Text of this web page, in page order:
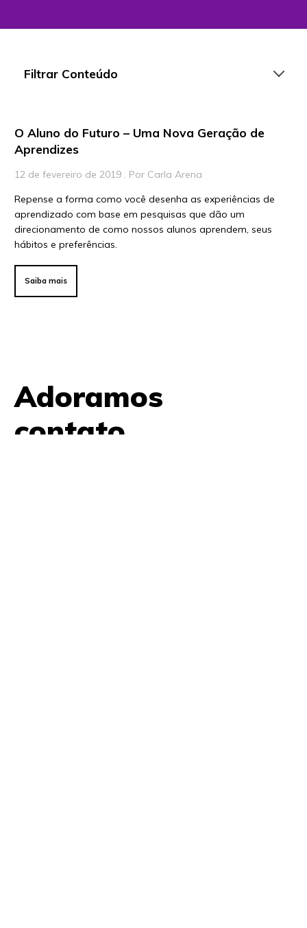
Filtrar Conteúdo
Artigos
Para Educadores
Para Instituições
Para Líderes
O Aluno do Futuro – Uma Nova Geração de
Aprendizes
12 de fevereiro de 2019 . Por Carla Arena
Repense a forma como você desenha as experiências de
aprendizado com base em pesquisas que dão um
direcionamento de como nossos alunos aprendem, seus
hábitos e preferências.
Saiba mais
Adoramos
contato.